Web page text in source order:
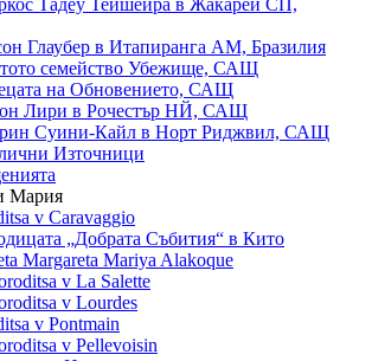
Глаубер в Итапиранга АМ, Бразилия
семейство Убежище, САЩ
на Обновението, САЩ
Лири в Рочестър НЙ, САЩ
Суини-Кайл в Норт Риджвил, САЩ
Източници
Мария
v Caravaggio
„Добрата Събития“ в Кито
Margareta Mariya Alakoque
v La Salette
v Lourdes
v Pontmain
v Pellevoisin